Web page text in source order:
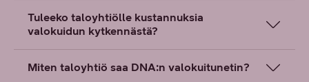
Tuleeko taloyhtiölle kustannuksia
valokuidun kytkennästä?
Miten taloyhtiö saa DNA:n valokuitunetin?